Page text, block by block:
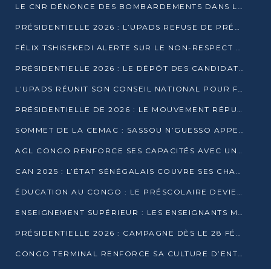
LE CNR DÉNONCE DES BOMBARDEMENTS DANS LE POOL ET ACCUSE LE GOUVERNEMENT
PRÉSIDENTIELLE 2026 : L’UPADS REFUSE DE PRÉSENTER UN CANDIDAT ET DÉNONCE UN PROCESSUS NON CRÉDIBLE
FÉLIX TSHISEKEDI ALERTE SUR LE NON-RESPECT DES ENGAGEMENTS DE PAIX APRÈS SA RENCONTRE AVEC D. SASSOU-NGUESSO
PRÉSIDENTIELLE 2026 : LE DÉPÔT DES CANDIDATURES OUVERT DU 29 JANVIER AU 12 FÉVRIER
L’UPADS RÉUNIT SON CONSEIL NATIONAL POUR FIXER SA LIGNE POLITIQUE À DEUX MOIS DE LA PRÉSIDENTIELLE
PRÉSIDENTIELLE DE 2026 : LE MOUVEMENT RÉPUBLICAIN DÉNONCE UNE CONVOCATION ÉLECTORALE « OPAQUE ET PRÉCIPITÉE »
SOMMET DE LA CEMAC : SASSOU N’GUESSO APPELLE À LA VIGILANCE FACE AUX RISQUES ÉCONOMIQUES
AGL CONGO RENFORCE SES CAPACITÉS AVEC UNE GRUE DE 250 TONNES
CAN 2025 : L’ÉTAT SÉNÉGALAIS COUVRE SES CHAMPIONS D’AFRIQUE DE RÉCOMPENSES EXCEPTIONNELLES
ÉDUCATION AU CONGO : LE PRÉSCOLAIRE DEVIENT OBLIGATOIRE, LE BTS CONSACRÉ DIPLÔME D’ÉTAT
ENSEIGNEMENT SUPÉRIEUR : LES ENSEIGNANTS MAINTIENNENT LA GRÈVE ET EXIGENT UN ACCORD ÉCRIT AVEC L’ÉTAT
PRÉSIDENTIELLE 2026 : CAMPAGNE DÈS LE 28 FÉVRIER, SCRUTIN LES 12 ET 15 MARS
CONGO TERMINAL RENFORCE SA CULTURE D’ENTREPRISE AVEC LE PROGRAMME « WIN TOGETHER »